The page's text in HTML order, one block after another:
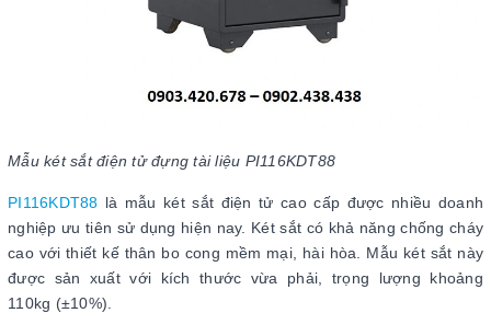
Mẫu két sắt điện tử đựng tài liệu PI116KDT88
PI116KDT88 là mẫu két sắt điện tử cao cấp được nhiều doanh
nghiệp ưu tiên sử dụng hiện nay. Két sắt có khả năng chống cháy
cao với thiết kế thân bo cong mềm mại, hài hòa. Mẫu két sắt này
được sản xuất với kích thước vừa phải, trọng lượng khoảng
110kg (±10%).